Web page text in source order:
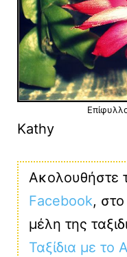
Kathy
Ακολουθήστε
Facebook, στο
μέλη της
Ταξίδια με το